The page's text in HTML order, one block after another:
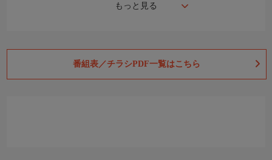
もっと見る
番組表／チラシPDF一覧はこちら